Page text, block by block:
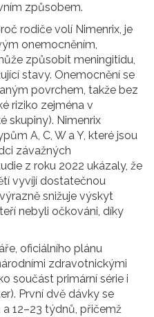
způsobem.
rodiče volí Nimenrix, je
onemocněním,
způsobit meningitidu,
stavy. Onemocnění se
povrchem, takže bez
riziko zejména v
skupiny). Nimenrix
A, C, W a Y, které jsou
závažných
z roku 2022 ukázaly, že
vyvíjí dostatečnou
snižuje výskyt
nebyli očkováni, díky
, oficiálního plánu
zdravotnickými
součást primární série i
První dvě dávky se
12–23 týdnů, přičemž